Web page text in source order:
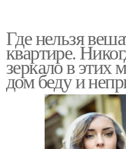
Где нельзя
квартире.
зеркало в этих
дом беду и